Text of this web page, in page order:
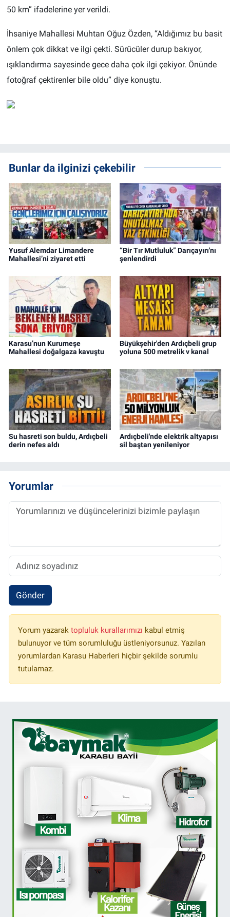
50 km” ifadelerine yer verildi.
İhsaniye Mahallesi Muhtarı Oğuz Özden, “Aldığımız bu basit
önlem çok dikkat ve ilgi çekti. Sürücüler durup bakıyor,
ışıklandırma sayesinde gece daha çok ilgi çekiyor. Önünde
fotoğraf çektirenler bile oldu” diye konuştu.
Bunlar da ilginizi çekebilir
Yusuf Alemdar Limandere
Mahallesi’ni ziyaret etti
“Bir Tır Mutluluk” Darıçayırı'nı
şenlendirdi
Karasu’nun Kurumeşe
Mahallesi doğalgaza kavuştu
Büyükşehir'den Ardıçbeli grup
yoluna 500 metrelik v kanal
Su hasreti son buldu, Ardıçbeli
derin nefes aldı
Ardıçbeli'nde elektrik altyapısı
sil baştan yenileniyor
Yorumlar
Gönder
Yorum yazarak topluluk kurallarımızı kabul etmiş
bulunuyor ve tüm sorumluluğu üstleniyorsunuz. Yazılan
yorumlardan Karasu Haberleri hiçbir şekilde sorumlu
tutulamaz.